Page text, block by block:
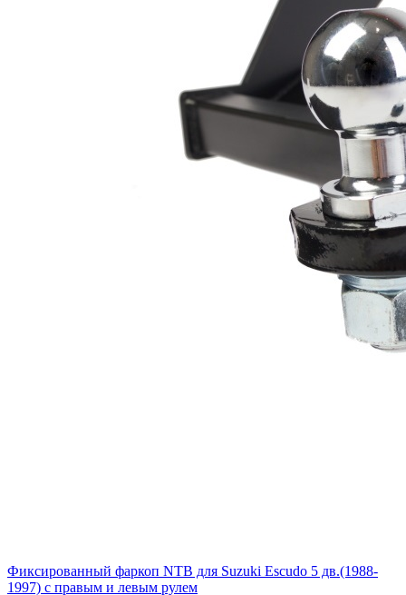
Фиксированный фаркоп NTB для Suzuki Escudo 5 дв.(1988-
1997) с правым и левым рулем